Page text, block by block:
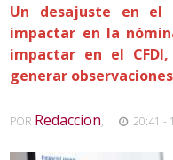
Un desajuste en el
impactar en la
impactar en el
generar
POR Redaccion, 20:41 -